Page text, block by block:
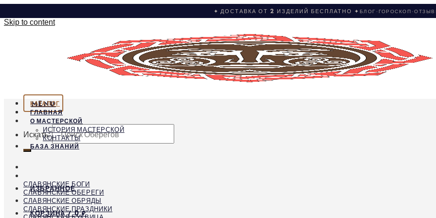
✦ ДОСТАВКА ОТ 2 ИЗДЕЛИЙ БЕСПЛАТНО ✦ БЛОГ ·ГОРОСКОП ·
Skip to content
MENU
Искать:
ИЗБРАННОЕ
КОРЗИНА /0₽
КАТАЛОГ
ГЛАВНАЯ
О МАСТЕРСКОЙ
ИСТОРИЯ МАСТЕРСКОЙ
КОНТАКТЫ
БАЗА ЗНАНИЙ
СЛАВЯНСКИЕ БОГИ
СЛАВЯНСКИЕ ОБЕРЕГИ
СЛАВЯНСКИЕ ОБРЯДЫ
СЛАВЯНСКИЕ ПРАЗДНИКИ